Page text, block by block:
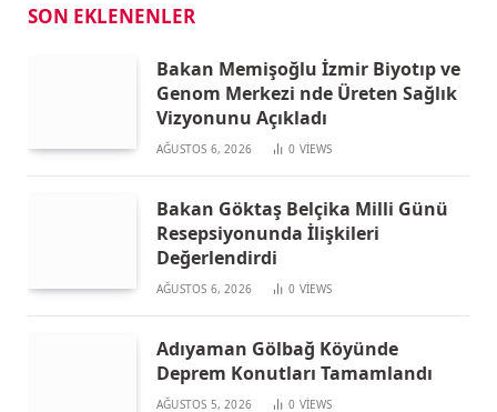
SON EKLENENLER
Bakan Memişoğlu İzmir Biyotıp ve
Genom Merkezi nde Üreten Sağlık
Vizyonunu Açıkladı
AĞUSTOS 6, 2026 0 VIEWS
Bakan Göktaş Belçika Milli Günü
Resepsiyonunda İlişkileri
Değerlendirdi
AĞUSTOS 6, 2026 0 VIEWS
Adıyaman Gölbağ Köyünde
Deprem Konutları Tamamlandı
AĞUSTOS 5, 2026 0 VIEWS